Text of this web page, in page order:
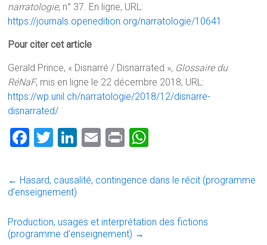
narratologie, n° 37. En ligne, URL:
https://journals.openedition.org/narratologie/10641
Pour citer cet article
Gerald Prince, « Disnarré / Disnarrated », Glossaire du
RéNaF, mis en ligne le 22 décembre 2018, URL:
https://wp.unil.ch/narratologie/2018/12/disnarre-
disnarrated/
F
ce
b
o
ok
T
tt
er
Li
e
n
E
ai
Pr
t
at
A
p
← Hasard, causalité, contingence dans le récit (programme
d’enseignement)
Production, usages et interprétation des fictions
(programme d’enseignement) →